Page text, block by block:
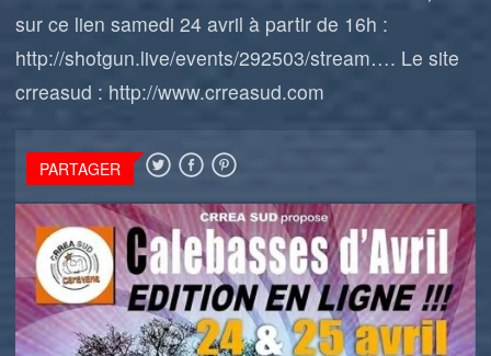
sur ce lien samedi 24 avril à partir de 16h :
http://shotgun.live/events/292503/stream…. Le site
crreasud : http://www.crreasud.com
PARTAGER